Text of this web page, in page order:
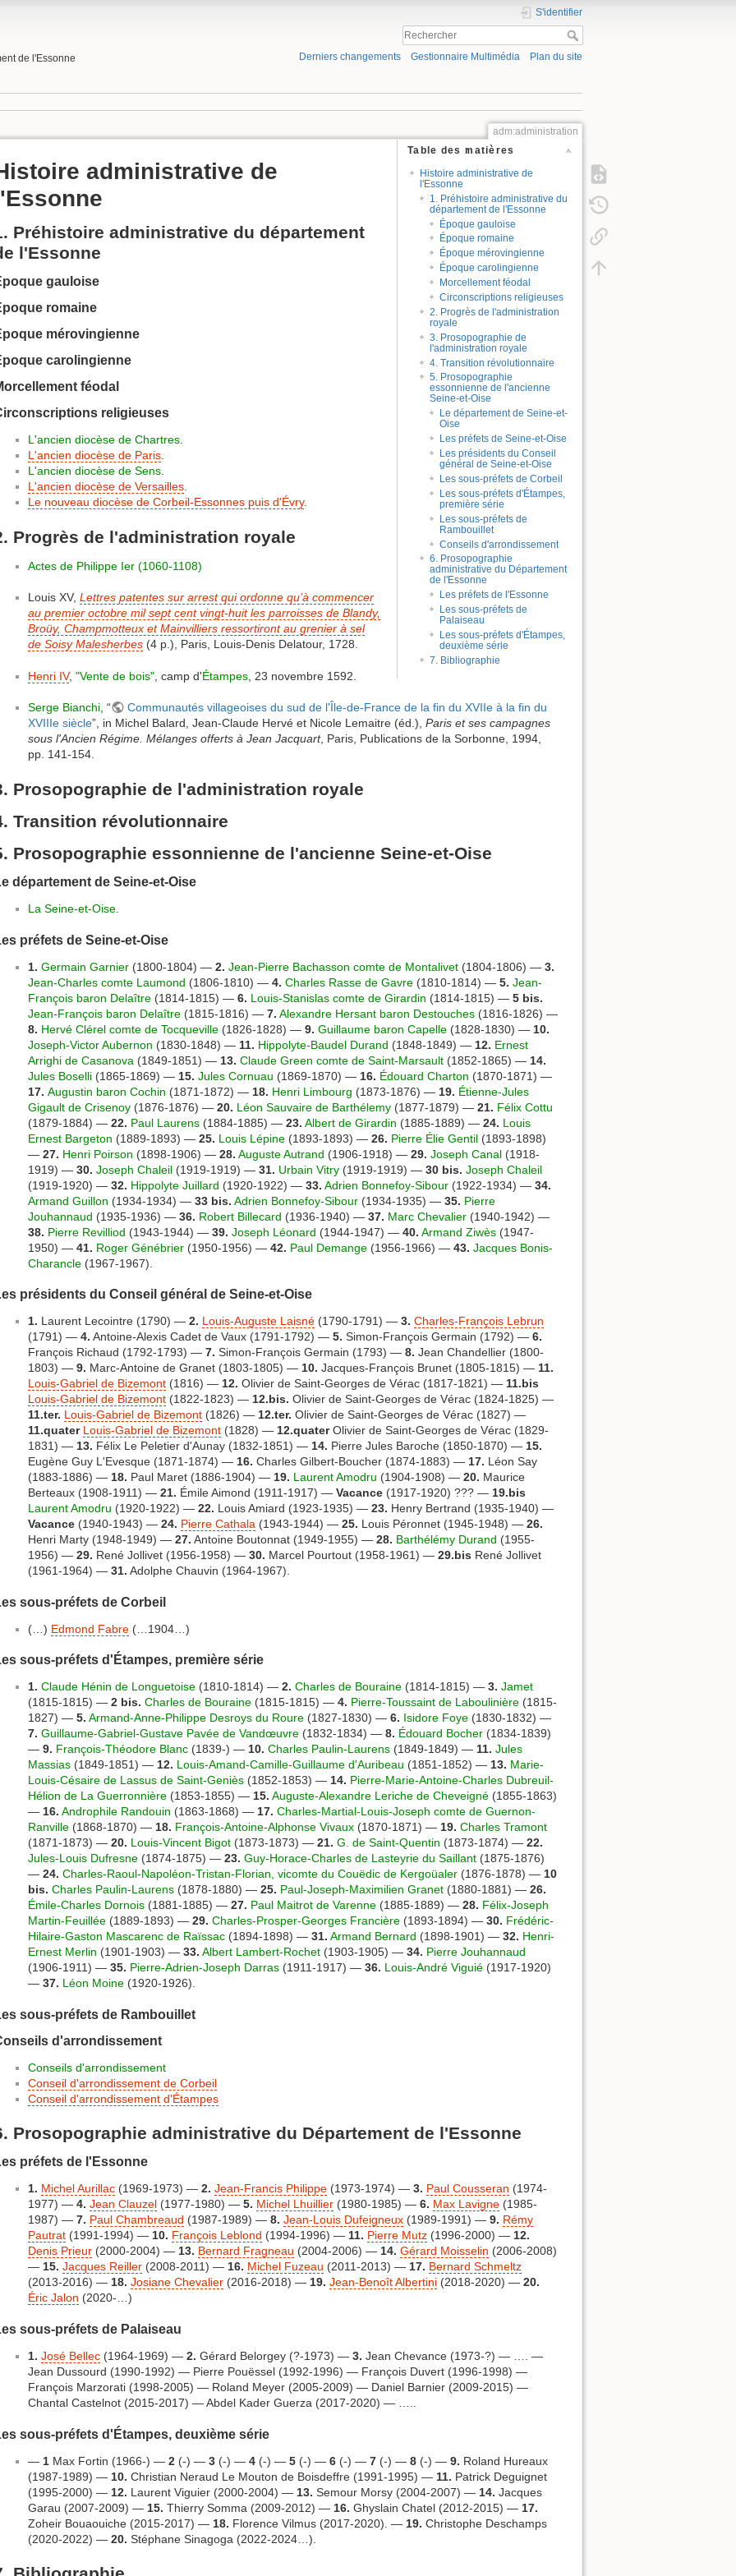
de l'Essonne
S'identifier
Derniers changements Gestionnaire Multimédia Plan du site
adm:administration
Table des matières
Histoire administrative de
l'Essonne
1. Préhistoire administrative du
département de l'Essonne
Époque gauloise
Époque romaine
Époque mérovingienne
Époque carolingienne
Morcellement féodal
Circonscriptions religieuses
2. Progrès de l'administration
royale
3. Prosopographie de
l'administration royale
4. Transition révolutionnaire
5. Prosopographie
essonnienne de l'ancienne
Seine-et-Oise
Le département de Seine-et-
Oise
Les préfets de Seine-et-Oise
Les présidents du Conseil
général de Seine-et-Oise
Les sous-préfets de Corbeil
Les sous-préfets d'Étampes,
première série
Les sous-préfets de
Rambouillet
Conseils d'arrondissement
6. Prosopographie
administrative du Département
de l'Essonne
Les préfets de l'Essonne
Les sous-préfets de
Palaiseau
Les sous-préfets d'Étampes,
deuxième série
7. Bibliographie
administrative de
Préhistoire administrative du département
l'Essonne
gauloise
romaine
mérovingienne
carolingienne
féodal
religieuses
L'ancien diocèse de Chartres
L'ancien diocèse de Paris
L'ancien diocèse de Sens
L'ancien diocèse de Versailles
Le nouveau diocèse de Corbeil-Essonnes puis d'Évry.
Progrès de l'administration royale
Actes de Philippe Ier (1060-1108)
Louis XV, Lettres patentes sur arrest qui ordonne qu’à commencer
au premier octobre mil sept cent vingt-huit les parroisses de Blandy,
Broüy, Champmotteux et Mainvilliers ressortiront au grenier à sel
de Soisy Malesherbes (4 p.), Paris, Louis-Denis Delatour, 1728.
Henri IV, "Vente de bois" , camp d'Étampes , 23 novembre 1592.
Serge Bianchi, “
Communautés villageoises du sud de l'Île-de-France de la fin du XVIIe à la fin du
XVIIIe siècle”, in Michel Balard, Jean-Claude Hervé et Nicole Lemaitre (éd.), Paris et ses campagnes
sous l'Ancien Régime. Mélanges offerts à Jean Jacquart, Paris, Publications de la Sorbonne, 1994,
pp. 141-154.
Prosopographie de l'administration royale
Transition révolutionnaire
Prosopographie essonnienne de l'ancienne Seine-et-Oise
département de Seine-et-Oise
La Seine-et-Oise
préfets de Seine-et-Oise
1. Germain Garnier (1800-1804) — 2. Jean-Pierre Bachasson comte de Montalivet (1804-1806) — 3.
Jean-Charles comte Laumond (1806-1810) — 4. Charles Rasse de Gavre (1810-1814) — 5. Jean-
François baron Delaître (1814-1815) — 6. Louis-Stanislas comte de Girardin (1814-1815) — 5 bis.
Jean-François baron Delaître (1815-1816) — 7. Alexandre Hersant baron Destouches (1816-1826) —
8. Hervé Clérel comte de Tocqueville (1826-1828) — 9. Guillaume baron Capelle (1828-1830) — 10.
Joseph-Victor Aubernon (1830-1848) — 11. Hippolyte-Baudel Durand (1848-1849) — 12. Ernest
Arrighi de Casanova (1849-1851) — 13. Claude Green comte de Saint-Marsault (1852-1865) — 14.
Jules Boselli (1865-1869) — 15. Jules Cornuau (1869-1870) — 16. Édouard Charton (1870-1871) —
17. Augustin baron Cochin (1871-1872) — 18. Henri Limbourg (1873-1876) — 19. Étienne-Jules
Gigault de Crisenoy (1876-1876) — 20. Léon Sauvaire de Barthélemy (1877-1879) — 21. Félix Cottu
(1879-1884) — 22. Paul Laurens (1884-1885) — 23. Albert de Girardin (1885-1889) — 24. Louis
Ernest Bargeton (1889-1893) — 25. Louis Lépine (1893-1893) — 26. Pierre Élie Gentil (1893-1898)
— 27. Henri Poirson (1898-1906) — 28. Auguste Autrand (1906-1918) — 29. Joseph Canal (1918-
1919) — 30. Joseph Chaleil (1919-1919) — 31. Urbain Vitry (1919-1919) — 30 bis. Joseph Chaleil
(1919-1920) — 32. Hippolyte Juillard (1920-1922) — 33. Adrien Bonnefoy-Sibour (1922-1934) — 34.
Armand Guillon (1934-1934) — 33 bis. Adrien Bonnefoy-Sibour (1934-1935) — 35. Pierre
Jouhannaud (1935-1936) — 36. Robert Billecard (1936-1940) — 37. Marc Chevalier (1940-1942) —
38. Pierre Revilliod (1943-1944) — 39. Joseph Léonard (1944-1947) — 40. Armand Ziwès (1947-
1950) — 41. Roger Génébrier (1950-1956) — 42. Paul Demange (1956-1966) — 43. Jacques Bonis-
Charancle (1967-1967).
présidents du Conseil général de Seine-et-Oise
1. Laurent Lecointre (1790) — 2. Louis-Auguste Laisné (1790-1791) — 3. Charles-François Lebrun
(1791) — 4. Antoine-Alexis Cadet de Vaux (1791-1792) — 5. Simon-François Germain (1792) — 6.
François Richaud (1792-1793) — 7. Simon-François Germain (1793) — 8. Jean Chandellier (1800-
1803) — 9. Marc-Antoine de Granet (1803-1805) — 10. Jacques-François Brunet (1805-1815) — 11.
Louis-Gabriel de Bizemont (1816) — 12. Olivier de Saint-Georges de Vérac (1817-1821) — 11.bis
Louis-Gabriel de Bizemont (1822-1823) — 12.bis. Olivier de Saint-Georges de Vérac (1824-1825) —
11.ter. Louis-Gabriel de Bizemont (1826) — 12.ter. Olivier de Saint-Georges de Vérac (1827) —
11.quater Louis-Gabriel de Bizemont (1828) — 12.quaterOlivier de Saint-Georges de Vérac (1829-
1831) — 13. Félix Le Peletier d'Aunay (1832-1851) — 14. Pierre Jules Baroche (1850-1870) — 15.
Eugène Guy L'Evesque (1871-1874) — 16. Charles Gilbert-Boucher (1874-1883) — 17. Léon Say
(1883-1886) — 18. Paul Maret (1886-1904) — 19. Laurent Amodru (1904-1908) — 20. Maurice
Berteaux (1908-1911) — 21. Émile Aimond (1911-1917) — Vacance (1917-1920) ??? — 19.bis
Laurent Amodru (1920-1922) — 22. Louis Amiard (1923-1935) — 23. Henry Bertrand (1935-1940) —
Vacance (1940-1943) — 24. Pierre Cathala (1943-1944) — 25. Louis Péronnet (1945-1948) — 26.
Henri Marty (1948-1949) — 27. Antoine Boutonnat (1949-1955) — 28. Barthélémy Durand (1955-
1956) — 29. René Jollivet (1956-1958) — 30. Marcel Pourtout (1958-1961) — 29.bis René Jollivet
(1961-1964) — 31. Adolphe Chauvin (1964-1967).
sous-préfets de Corbeil
(…) Edmond Fabre (…1904…)
sous-préfets d'Étampes, première série
1. Claude Hénin de Longuetoise (1810-1814) — 2. Charles de Bouraine (1814-1815) — 3. Jamet
(1815-1815) — 2 bis. Charles de Bouraine (1815-1815) — 4. Pierre-Toussaint de Laboulinière (1815-
1827) — 5. Armand-Anne-Philippe Desroys du Roure (1827-1830) — 6. Isidore Foye (1830-1832) —
7. Guillaume-Gabriel-Gustave Pavée de Vandœuvre (1832-1834) — 8. Édouard Bocher (1834-1839)
— 9. François-Théodore Blanc (1839-) — 10. Charles Paulin-Laurens (1849-1849) — 11. Jules
Massias (1849-1851) — 12. Louis-Amand-Camille-Guillaume d'Auribeau (1851-1852) — 13. Marie-
Louis-Césaire de Lassus de Saint-Geniès (1852-1853) — 14. Pierre-Marie-Antoine-Charles Dubreuil-
Hélion de La Guerronnière (1853-1855) — 15. Auguste-Alexandre Leriche de Cheveigné (1855-1863)
— 16. Androphile Randouin (1863-1868) — 17. Charles-Martial-Louis-Joseph comte de Guernon-
Ranville (1868-1870) — 18. François-Antoine-Alphonse Vivaux (1870-1871) — 19. Charles Tramont
(1871-1873) — 20. Louis-Vincent Bigot (1873-1873) — 21. G. de Saint-Quentin (1873-1874) — 22.
Jules-Louis Dufresne (1874-1875) — 23. Guy-Horace-Charles de Lasteyrie du Saillant (1875-1876)
— 24. Charles-Raoul-Napoléon-Tristan-Florian, vicomte du Couëdic de Kergoüaler (1876-1878) — 10
bis. Charles Paulin-Laurens (1878-1880) — 25. Paul-Joseph-Maximilien Granet (1880-1881) — 26.
Émile-Charles Dornois (1881-1885) — 27. Paul Maitrot de Varenne (1885-1889) — 28. Félix-Joseph
Martin-Feuillée (1889-1893) — 29. Charles-Prosper-Georges Francière (1893-1894) — 30. Frédéric-
Hilaire-Gaston Mascarenc de Raïssac (1894-1898) — 31. Armand Bernard (1898-1901) — 32. Henri-
Ernest Merlin (1901-1903) — 33. Albert Lambert-Rochet (1903-1905) — 34. Pierre Jouhannaud
(1906-1911) — 35. Pierre-Adrien-Joseph Darras (1911-1917) — 36. Louis-André Viguié (1917-1920)
— 37. Léon Moine (1920-1926).
sous-préfets de Rambouillet
d'arrondissement
Conseils d'arrondissement
Conseil d'arrondissement de Corbeil
Conseil d'arrondissement d'Étampes
Prosopographie administrative du Département de l'Essonne
préfets de l'Essonne
1. Michel Aurillac (1969-1973) — 2. Jean-Francis Philippe (1973-1974) — 3. Paul Cousseran (1974-
1977) — 4. Jean Clauzel (1977-1980) — 5. Michel Lhuillier (1980-1985) — 6. Max Lavigne (1985-
1987) — 7. Paul Chambreaud (1987-1989) — 8. Jean-Louis Dufeigneux (1989-1991) — 9. Rémy
Pautrat (1991-1994) — 10. François Leblond (1994-1996) — 11. Pierre Mutz (1996-2000) — 12.
Denis Prieur (2000-2004) — 13. Bernard Fragneau (2004-2006) — 14. Gérard Moisselin (2006-2008)
— 15. Jacques Reiller (2008-2011) — 16. Michel Fuzeau (2011-2013) — 17. Bernard Schmeltz
(2013-2016) — 18. Josiane Chevalier (2016-2018) — 19. Jean-Benoît Albertini (2018-2020) — 20.
Éric Jalon (2020-…)
sous-préfets de Palaiseau
1. José Bellec (1964-1969) — 2. Gérard Belorgey (?-1973) — 3. Jean Chevance (1973-?) — …. —
Jean Dussourd (1990-1992) — Pierre Pouëssel (1992-1996) — François Duvert (1996-1998) —
François Marzorati (1998-2005) — Roland Meyer (2005-2009) — Daniel Barnier (2009-2015) —
Chantal Castelnot (2015-2017) — Abdel Kader Guerza (2017-2020) — …..
sous-préfets d'Étampes, deuxième série
— 1 Max Fortin (1966-) — 2 (-) — 3 (-) — 4 (-) — 5 (-) — 6 (-) — 7 (-) — 8 (-) — 9. Roland Hureaux
(1987-1989) — 10. Christian Neraud Le Mouton de Boisdeffre (1991-1995) — 11. Patrick Deguignet
(1995-2000) — 12. Laurent Viguier (2000-2004) — 13. Semour Morsy (2004-2007) — 14. Jacques
Garau (2007-2009) — 15. Thierry Somma (2009-2012) — 16. Ghyslain Chatel (2012-2015) — 17.
Zoheir Bouaouiche (2015-2017) — 18. Florence Vilmus (2017-2020). — 19. Christophe Deschamps
(2020-2022) — 20. Stéphane Sinagoga (2022-2024…).